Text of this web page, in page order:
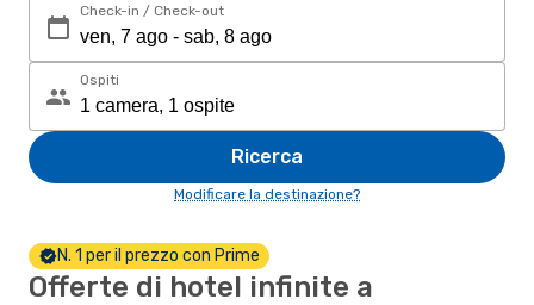
Check-in / Check-out
Ospiti
Ricerca
Modificare la destinazione?
N. 1 per il prezzo con Prime
Offerte di hotel infinite a